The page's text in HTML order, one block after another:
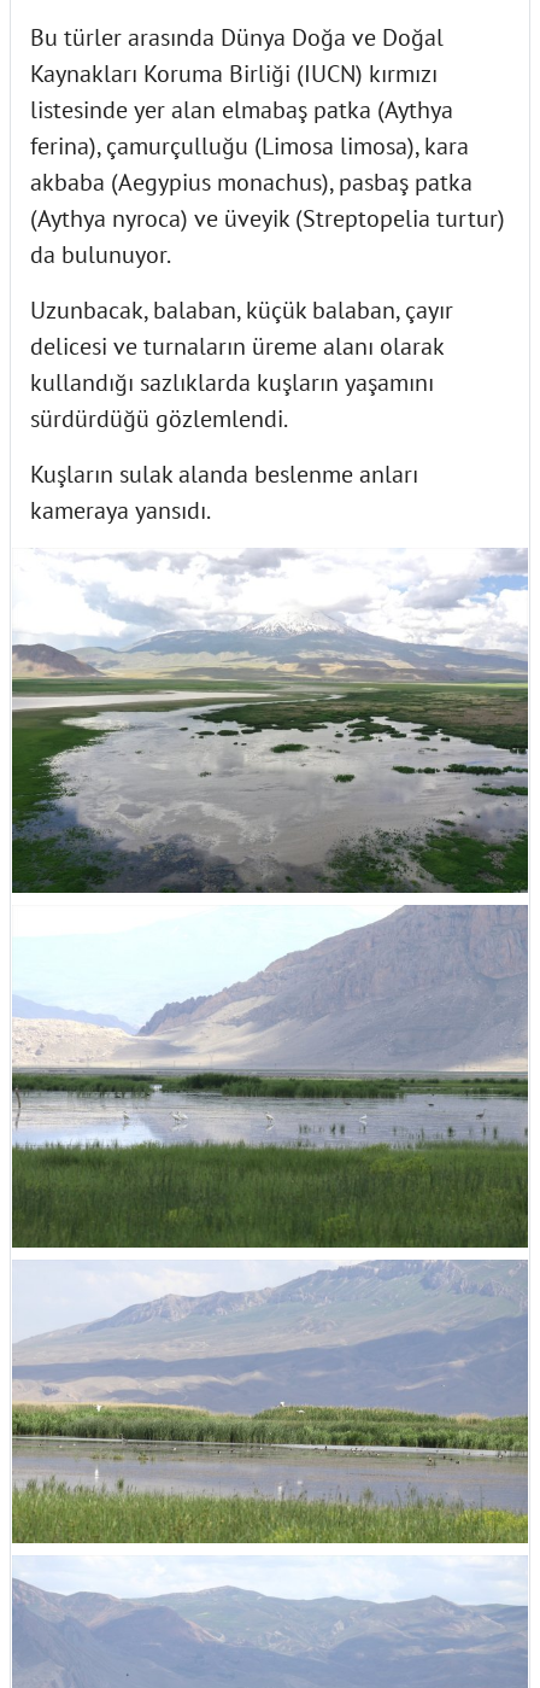
Bu türler arasında Dünya Doğa ve Doğal
Kaynakları Koruma Birliği (IUCN) kırmızı
listesinde yer alan elmabaş patka (Aythya
ferina), çamurçulluğu (Limosa limosa), kara
akbaba (Aegypius monachus), pasbaş patka
(Aythya nyroca) ve üveyik (Streptopelia turtur)
da bulunuyor.
Uzunbacak, balaban, küçük balaban, çayır
delicesi ve turnaların üreme alanı olarak
kullandığı sazlıklarda kuşların yaşamını
sürdürdüğü gözlemlendi.
Kuşların sulak alanda beslenme anları
kameraya yansıdı.